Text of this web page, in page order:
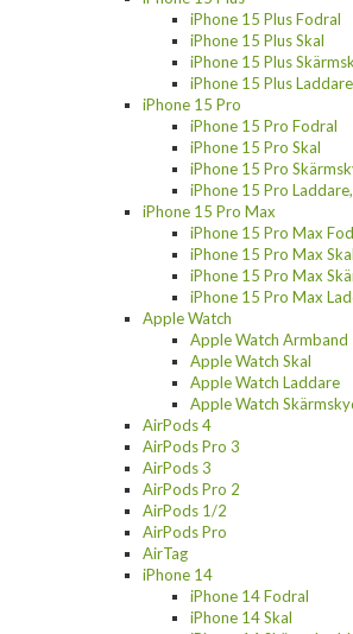
iPhone 15 Plus Fodral
iPhone 15 Plus Skal
iPhone 15 Plus
iPhone 15 Plus
iPhone 15 Pro
iPhone 15 Pro Fodral
iPhone 15 Pro Skal
iPhone 15 Pro
iPhone 15 Pro
iPhone 15 Pro Max
iPhone 15 Pro Max
iPhone 15 Pro Max Skal
iPhone 15 Pro Max
iPhone 15 Pro Max
Apple Watch
Apple Watch Armband
Apple Watch Skal
Apple Watch Laddare
Apple Watch
AirPods 4
AirPods Pro 3
AirPods 3
AirPods Pro 2
AirPods 1/2
AirPods Pro
AirTag
iPhone 14
iPhone 14 Fodral
iPhone 14 Skal